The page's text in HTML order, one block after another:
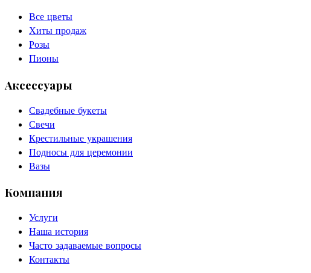
Все цветы
Хиты продаж
Розы
Пионы
Аксессуары
Свадебные букеты
Свечи
Крестильные украшения
Подносы для церемонии
Вазы
Компания
Услуги
Наша история
Часто задаваемые вопросы
Контакты